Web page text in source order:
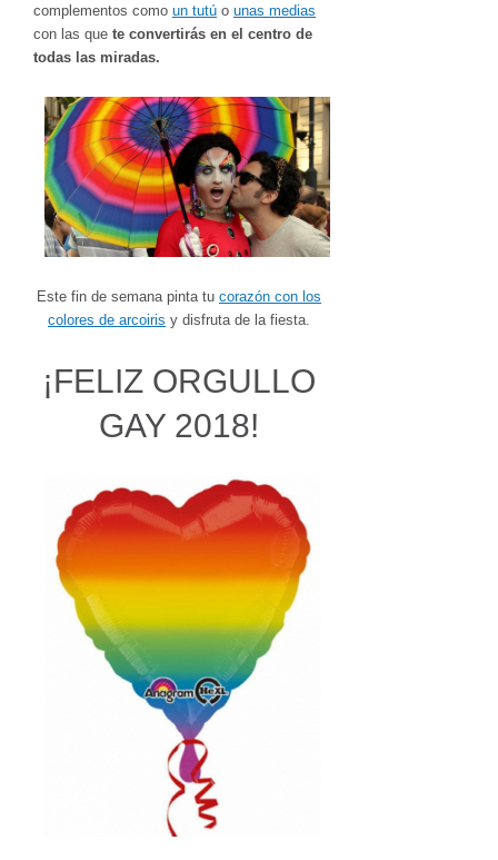
complementos como un tutú o unas medias
con las que te convertirás en el centro de
todas las miradas.
Este fin de semana pinta tu corazón con los
colores de arcoiris y disfruta de la fiesta.
¡FELIZ ORGULLO
GAY 2018!